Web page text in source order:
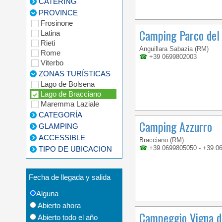
PROVINCE
Frosinone
Latina
Rieti
Rome
Viterbo
ZONAS TURÍSTICAS
Lago de Bolsena
Lago de Bracciano
Maremma Laziale
CATEGORÍA
GLAMPING
ACCESSIBLE
TIPO DE UBICACION
Fecha de llegada y salida
Alguna
Abierto ahora
Abierto todo el año
Camping Parco
Anguillara Sabazia (RM)
☎ +39 0699802003
Camping Azzurro
Bracciano (RM)
☎ +39.0699805050 -
Campeggio Vigna